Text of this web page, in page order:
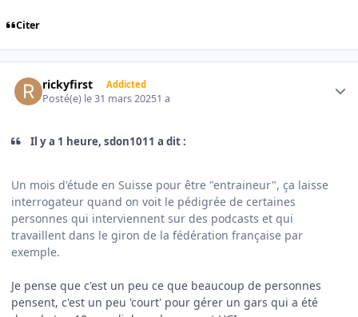
Citer
rickyfirst Addicted
Posté(e) le 31 mars 20251 a
Il y a 1 heure, sdon1011 a dit :
Un mois d'étude en Suisse pour être "entraineur", ça laisse
interrogateur quand on voit le pédigrée de certaines
personnes qui interviennent sur des podcasts et qui
travaillent dans le giron de la fédération française par
exemple.
Je pense que c'est un peu ce que beaucoup de personnes
pensent, c'est un peu 'court' pour gérer un gars qui a été